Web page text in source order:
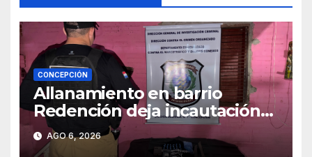
CONCEPCIÓN
Allanamiento en barrio
Redención deja incautación
de presunta cocaína tipo
crack en Concepción
AGO 6, 2026